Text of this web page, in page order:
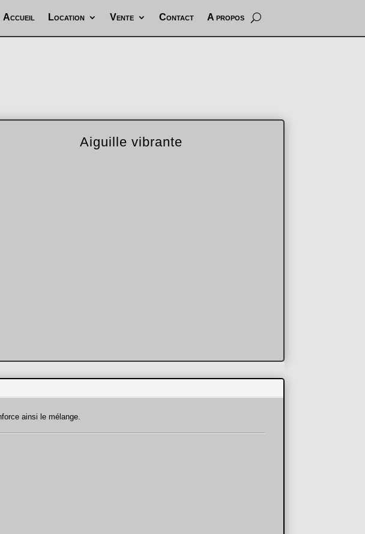
Accueil Location Vente Contact A propos
Aiguille vibrante
ainsi le mélange.